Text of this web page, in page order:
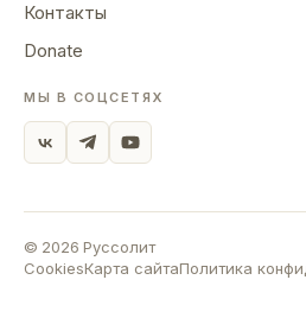
Контакты
Donate
МЫ В СОЦСЕТЯХ
© 2026 Руссолит
CookiesКарта сайтаПолитика